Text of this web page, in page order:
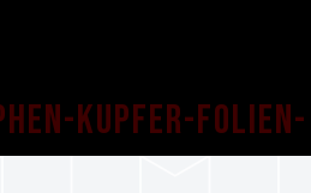
Kupfer-Folien-